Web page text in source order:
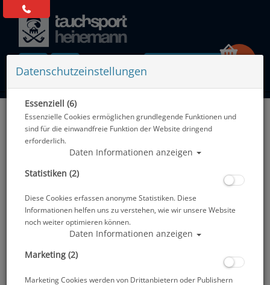
Alle Artikel zeigen aus: Strömungshaken & Riffstäbe
Datenschutzeinstellungen
Essenziell (6)
Essenzielle Cookies ermöglichen grundlegende Funktionen und
sind für die einwandfreie Funktion der Website dringend
erforderlich.
Daten Informationen anzeigen
Statistiken (2)
Diese Cookies erfassen anonyme Statistiken. Diese
Informationen helfen uns zu verstehen, wie wir unsere Website
noch weiter optimieren können.
Daten Informationen anzeigen
Marketing (2)
Marketing Cookies werden von Drittanbietern oder Publishern